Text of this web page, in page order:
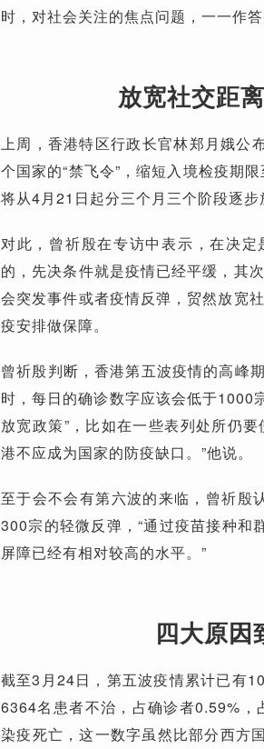
时，对社会关注的焦点问题，一一作
放宽社交距
上周，香港特区行政长官林郑月娥公
个国家的“禁飞令”，缩短入境检疫期
将从4月21日起分三个月三个阶段逐步
对此，曾祈殷在专访中表示，在决
的，先决条件就是疫情已经平缓，其
会突发事件或者疫情反弹，贸然放宽
疫安排做保障。
曾祈殷判断，香港第五波疫情的高峰
时，每日的确诊数字应该会低于1000
放宽政策”，比如在一些表列处所仍
港不应成为国家的防疫缺口。”他说。
至于会不会有第六波的来临，曾祈殷
300宗的轻微反弹，“通过疫苗接种和
屏障已经有相对较高的水平。”
四大原因
截至3月24日，第五波疫情累计已有
6364名患者不治，占确诊者0.59%
染疫死亡，这一数字虽然比部分西方